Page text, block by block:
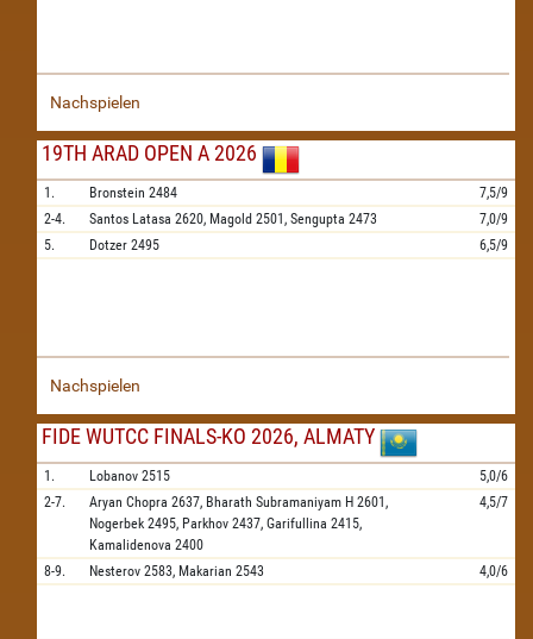
Nachspielen
19TH ARAD OPEN A 2026
1. Bronstein 2484
7,5/9
2-4.
Santos Latasa 2620, Magold 2501, Sengupta 2473
7,0/9
5.
Dotzer 2495 6,5/9
Nachspielen
FIDE WUTCC FINALS-KO 2026, ALMATY
1. Lobanov 2515
5,0/6
2-7.
Aryan Chopra 2637, Bharath Subramaniyam H 2601,
Nogerbek 2495, Parkhov 2437, Garifullina 2415,
Kamalidenova 2400
4,5/7
8-9. Nesterov 2583, Makarian 2543 4,0/6